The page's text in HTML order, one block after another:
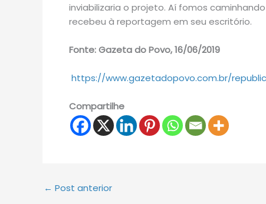
inviabilizaria o projeto. Aí fomos
recebeu à reportagem em seu escritório.
Fonte: Gazeta do Povo, 16/06/2019
https://www.gazetadopovo.com.br/
Compartilhe
← Post anterior